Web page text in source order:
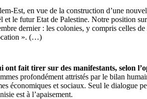
Est, en vue de la construction d’une
et le futur Etat de Palestine. Notre position
dernier : les colonies, y compris celles
». (…)
fait tirer sur des manifestants, selon
profondément attristés par le bilan
économiques et sociaux. Seul le dialogue
est à l’apaisement.